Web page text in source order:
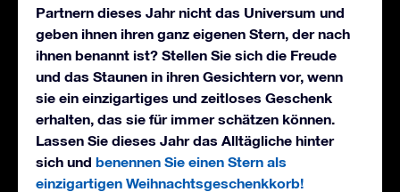
Partnern dieses Jahr nicht das Universum und
geben ihnen ihren ganz eigenen Stern, der nach
ihnen benannt ist? Stellen Sie sich die Freude
und das Staunen in ihren Gesichtern vor, wenn
sie ein einzigartiges und zeitloses Geschenk
erhalten, das sie für immer schätzen können.
Lassen Sie dieses Jahr das Alltägliche hinter
sich und benennen Sie einen Stern als
einzigartigen Weihnachtsgeschenkkorb!